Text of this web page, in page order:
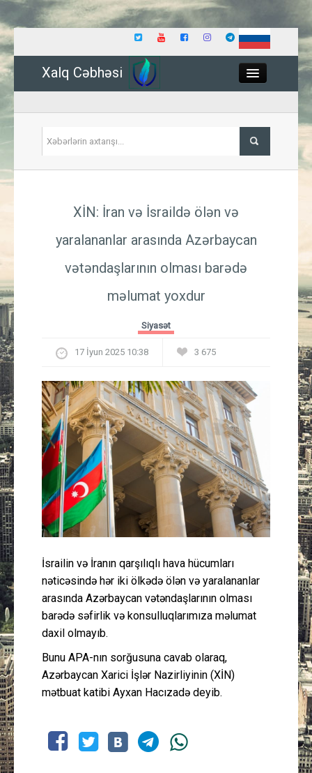
Xalq Cəbhəsi
İqtisadiyyat
Hadisə
Müsahibə
İdman
Layihə
Gündəm
Peşə etikası
Əlaqə
XİN: İran və İsraildə ölən və
yaralananlar arasında Azərbaycan
vətəndaşlarının olması barədə
məlumat yoxdur
Siyasət
17 İyun 2025 10:38 3 675
İsrailin və İranın qarşılıqlı hava hücumları
nəticəsində hər iki ölkədə ölən və yaralananlar
arasında Azərbaycan vətəndaşlarının olması
barədə səfirlik və konsulluqlarımıza məlumat
daxil olmayıb.
Bunu APA-nın sorğusuna cavab olaraq,
Azərbaycan Xarici İşlər Nazirliyinin (XİN)
mətbuat katibi Ayxan Hacızadə deyib.